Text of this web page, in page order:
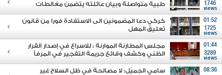
1746
views
طبية متواصلة وبيان عائلته يتضمن مغالطات
01:52
1725
views
كركي دعا المضمونين الى الاستفادة فورا من قانون
تعليق المهل
01:44
3289
views
مجلس المطارنة الموارنة : للاسراع في إصدار القرار
الظني وكشف وقائع جريمة التفجير في المرفأ
08:36
سامي الجميّل: لا مصالحة في ظل السلاح غير